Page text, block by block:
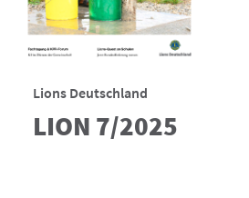
Lions Deutschland
LION 7/2025